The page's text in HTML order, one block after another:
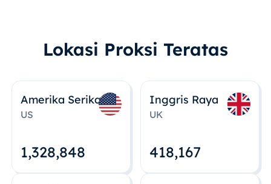
Lokasi Proksi Teratas
Amerika Serikat
US
1,328,848
Inggris Raya
UK
418,167